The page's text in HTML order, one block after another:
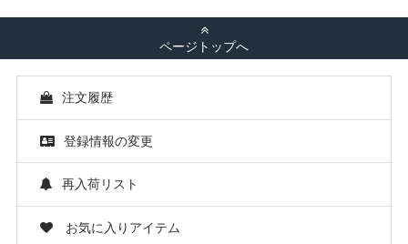
ページトップへ
注文履歴
登録情報の変更
再入荷リスト
お気に入りアイテム